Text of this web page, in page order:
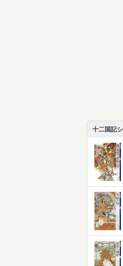
十二国記